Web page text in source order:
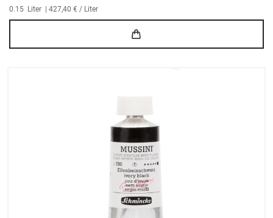
0.15 Liter | 427,40 € / Liter